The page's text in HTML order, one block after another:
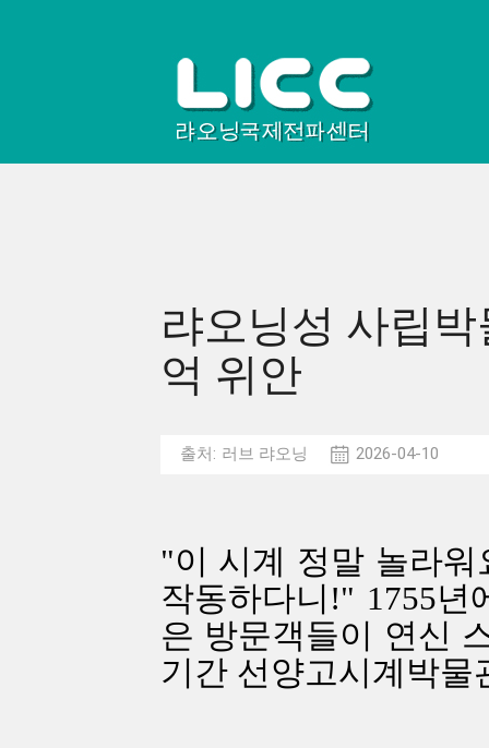
랴오닝성 사립
억 위안
출처: 러브 랴오닝 2026-04-10
"이 시계 정말 놀라워
작동하다니!" 1755
은 방문객들이 연신
기간 선양고시계박물